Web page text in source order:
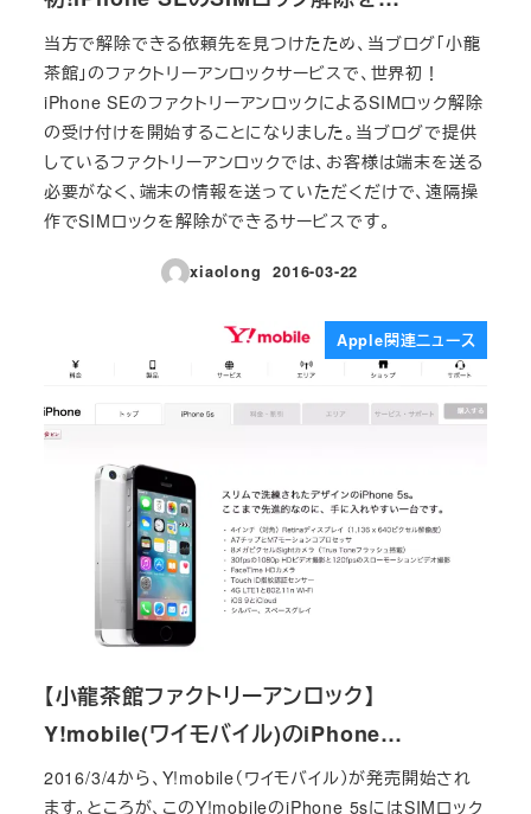
当方で解除できる依頼先を見つけたため、当ブログ「小龍
茶館」のファクトリーアンロックサービスで、世界初！
iPhone SEのファクトリーアンロックによるSIMロック解除
の受け付けを開始することになりました。当ブログで提供
しているファクトリーアンロックでは、お客様は端末を送る
必要がなく、端末の情報を送っていただくだけで、遠隔操
作でSIMロックを解除ができるサービスです。
xiaolong
投稿日
2016-03-22
Apple関連ニュース
【小龍茶館ファクトリーアンロック】
Y!mobile(ワイモバイル)のiPhone…
2016/3/4から、Y!mobile（ワイモバイル）が発売開始され
ます。ところが、このY!mobileのiPhone 5sにはSIMロック